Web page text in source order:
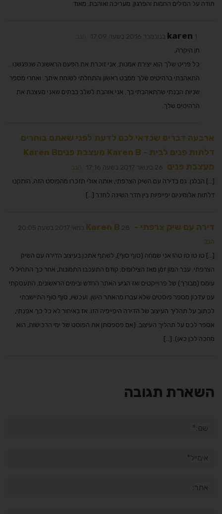
תודה על המילים החמות והפרגון. מעריכה ואוהבת. מאוד
karen
הגב
חן היקרה,
כל פריט שלך הוא יצירת אמנות. אני זוכרת את הפעם הראשונה שנפגשנו…
התאהבתי ברהיטים שלך ממבט ראשון והתחלתי לשוחח איתך. ואחרי מספר
שניות הבנתי שהתאהבתי בך. אני אוהבת לשלב בבתים שאני מעצבת את
הרהיטים שלך.
ארבעה דברים שכדאי לכם לדעת לפני שאתם בוחרים
דלתות פנים לבית - Karen B מעצבת פניםKaren B
מעצבת פנים
הגב
[…] הבלגן. גם בדירה עם השיק הצרפתי, אותה אולי תזכרו מהפוסט הזה, הותקנו
דלתות אלומיניום יפייפיות בין חדר השינה לחדר […]
דירה עם שיק צרפתי - Karen B
הגב
[…] טו טו טו טה! אני שמחה (סוף סוף), לשתף אתכן בעיצוב הדירה עם השיק
הצרפתי. עבר המון זמן מאז הצילומים: קודם התעכבו התמונות, אחר כך התחיל לי
עומס (מבורך) של פרוייקטים ואז הגיע האתר החדש ובימים הראשונים, התעסקתי
עם עדכון מספר פוסטים שלא עברו מהאתר הישן. ועכשיו, סוף סוף התיישבתי
לכתוב על תהליך העיצוב של הדירה היפייפיה הזו. אז באיחור לא כל כך אפנתי,
אספר לכם על תהליך העיצוב. (אם פספסתן את הפוסט של ימי הרכישות, הוא
מחכה לכן כאן). […]
השארת תגובה